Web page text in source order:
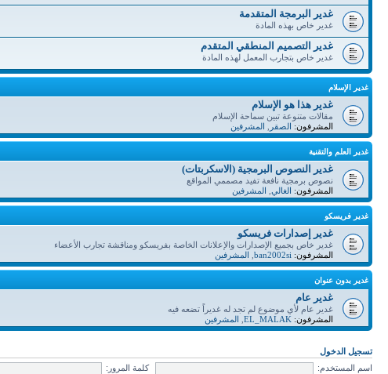
غدير البرمجة المتقدمة
غدير خاص بهذه المادة
غدير التصميم المنطقي المتقدم
غدير خاص بتجارب المعمل لهذه المادة
غدير الإسلام
غدير هذا هو الإسلام
مقالات متنوعة تبين سماحة الإسلام
المشرفون: الصقر المشرفين
غدير العلم والتقنية
غدير النصوص البرمجية (الاسكربتات)
نصوص برمجية نافعة تفيد مصممي المواقع
المشرفون: الغالي المشرفين
غدير فريسكو
غدير إصدارات فريسكو
غدير خاص بجميع الإصدارات والإعلانات الخاصة بفريسكو ومناقشة تجارب الأعضاء
المشرفون: ban2002si المشرفين
غدير بدون عنوان
غدير عام
غدير عام لأي موضوع لم تجد له غديراً تضعه فيه
المشرفون: EL_MALAK المشرفين
تسجيل الدخول
اسم المستخدم: كلمة المرور: